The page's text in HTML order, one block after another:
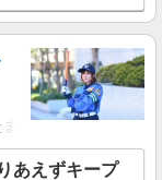
1,400円以上 土日・
10月1日より通常
時にご確認くださ
イオンタウン長野
を見る
市岩槻区・久喜市・
あえずキープ